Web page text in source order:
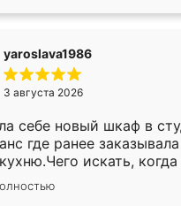
yaroslava1986
3 августа 2026
себе новый шкаф в
где ранее
искать,
довольна. Служит кухня
нареканий нет.